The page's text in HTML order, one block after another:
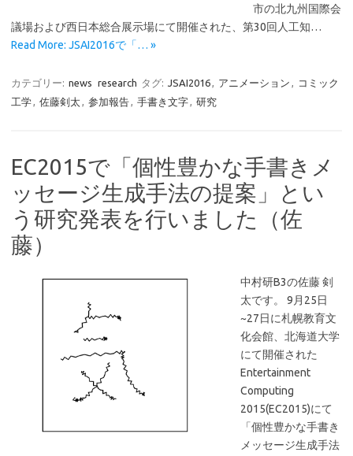
市の北九州国際会
議場および西日本総合展示場にて開催された、第30回人工知…
Read More: JSAI2016で「… »
カテゴリー: news research タグ: JSAI2016, アニメーション , コミック
工学, 佐藤剣太, 参加報告, 手書き文字, 研究
EC2015で「個性豊かな手書きメ
ッセージ生成手法の提案」とい
う研究発表を行いました（佐
藤）
中村研B3の佐藤 剣
太です。 9月25日
~27日に札幌教育文
化会館、北海道大学
にて開催された
Entertainment
Computing
2015(EC2015)にて
「個性豊かな手書き
メッセージ生成手法